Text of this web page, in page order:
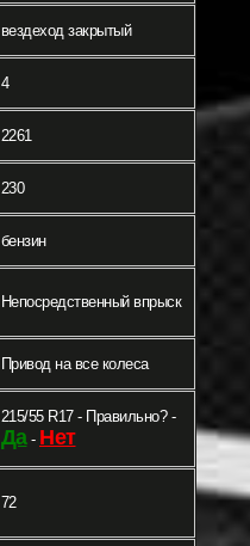
вездеход закрытый
4
2261
230
бензин
Непосредственный впрыск
Привод на все колеса
215/55 R17 - Правильно? -
Да- Нет
72